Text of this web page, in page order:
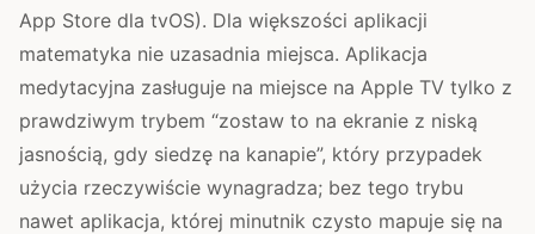
App Store dla tvOS). Dla większości aplikacji
matematyka nie uzasadnia miejsca. Aplikacja
medytacyjna zasługuje na miejsce na Apple TV tylko z
prawdziwym trybem “zostaw to na ekranie z niską
jasnością, gdy siedzę na kanapie”, który przypadek
użycia rzeczywiście wynagradza; bez tego trybu
nawet aplikacja, której minutnik czysto mapuje się na